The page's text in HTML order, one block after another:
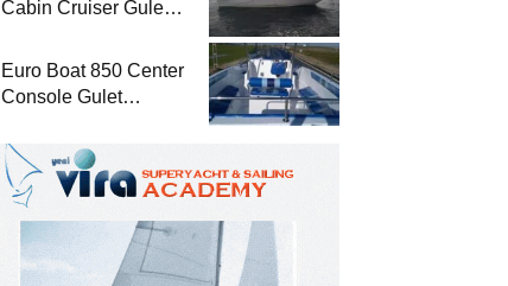
Cabin Cruiser Gulet
Euro Boat 850 Center
Console Gulet